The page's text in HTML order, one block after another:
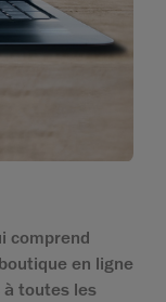
comprend
en ligne
toutes les